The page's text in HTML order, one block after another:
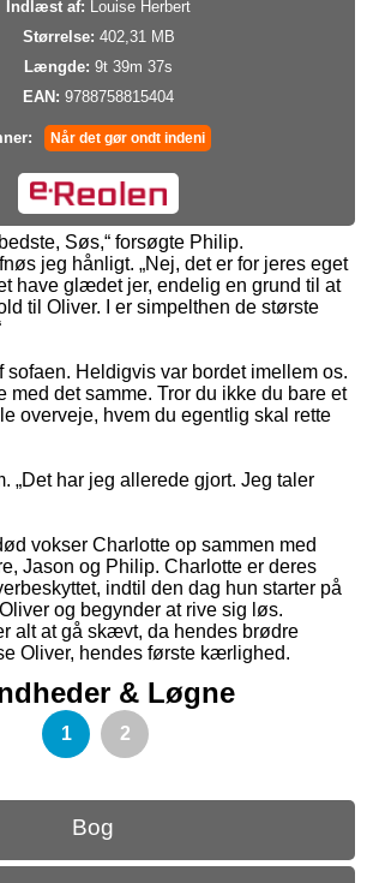
Indlæst af: Louise Herbert
Størrelse: 402,31 MB
Længde: 9t 39m 37s
EAN: 9788758815404
Når det gør ondt indeni
Søs,“ forsøgte Philip.
jeg hånligt. „Nej, det er for jeres eget
have glædet jer, endelig en grund til at
til Oliver. I er simpelthen de største
sofaen. Heldigvis var bordet imellem os.
med det samme. Tror du ikke du bare et
overveje, hvem du egentlig skal rette
„Det har jeg allerede gjort. Jeg taler
vokser Charlotte op sammen med
Jason og Philip. Charlotte er deres
indtil den dag hun starter på
og begynder at rive sig løs.
alt at gå skævt, da hendes brødre
Oliver, hendes første kærlighed.
& Løgne
1 2
Bog